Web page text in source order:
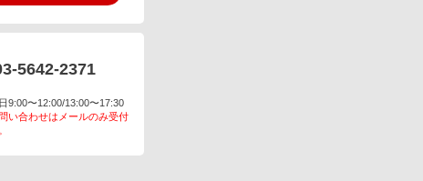
5642-2371
9:00〜12:00/13:00〜17:30
い合わせはメールのみ受付